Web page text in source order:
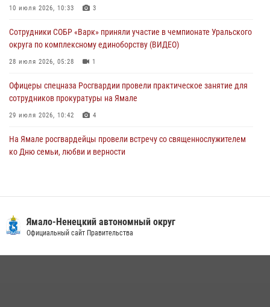
На Полярном круге Росгвардия обеспечила безопасность турнира
27 июля 2026, 09:04
10 июля 2026, 10:33 3
Сотрудники СОБР «Варк» приняли участие в чемпионате Уральского
округа по комплексному единоборству (ВИДЕО)
28 июля 2026, 05:28 1
Офицеры спецназа Росгвардии провели практическое занятие для
сотрудников прокуратуры на Ямале
29 июля 2026, 10:42 4
На Ямале росгвардейцы провели встречу со священнослужителем
ко Дню семьи, любви и верности
«Каникулы с Росгвардией» продолжаются на Ямале
Ямало-Ненецкий автономный округ
Официальный сайт Правительства